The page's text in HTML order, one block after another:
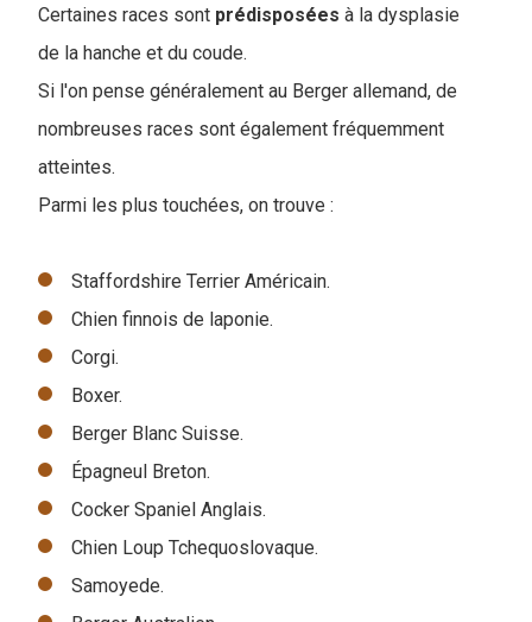
Certaines races sont prédisposées à la dysplasie
de la hanche et du coude.
Si l'on pense généralement au Berger allemand, de
nombreuses races sont également fréquemment
atteintes.
Parmi les plus touchées, on trouve :
Staffordshire Terrier Américain.
Chien finnois de laponie.
Corgi.
Boxer.
Berger Blanc Suisse.
Épagneul Breton.
Cocker Spaniel Anglais.
Chien Loup Tchequoslovaque.
Samoyede.